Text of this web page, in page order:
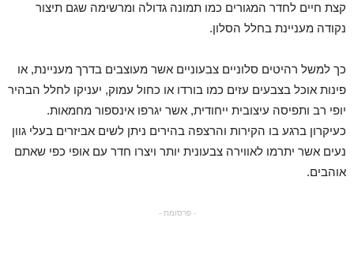
קצת חיים לחדר המגורים כמו תמונה גדולה ומרשימה שגם תיצור
נקודה מעניינת בחלל הסלון.
כך למשל רהיטים סלוניים צבעוניים אשר מעוצבים בדרך מעניינת, או
פינות אוכל בצבעים עזים כמו בורדו או כחול עמוק, יעניקו לחלל הבהיר
יופי רב ותפיסה עיצובית ייחודית, אשר יגרפו אינספור מחמאות.
כעיקרון ברגע בו הקירות והרצפה בהירים ניתן לשים אביזרים בעלי גוון
נעים אשר יתרמו לאווירה צבעונית יותר ויצרו חדר עם אופי כפי שאתם
אוהבים.
- פרסומת -